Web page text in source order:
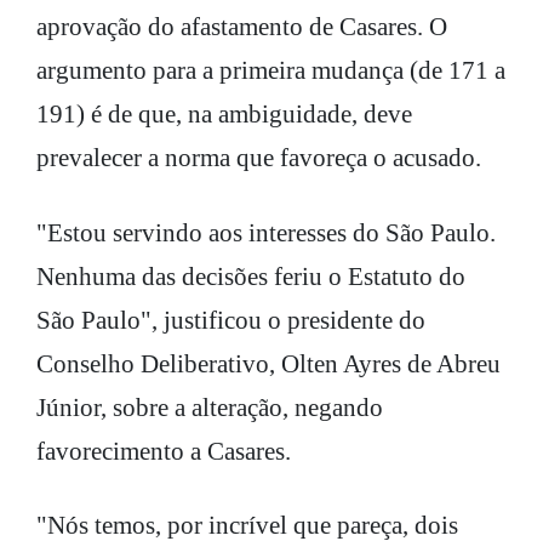
aprovação do afastamento de Casares. O
argumento para a primeira mudança (de 171 a
191) é de que, na ambiguidade, deve
prevalecer a norma que favoreça o acusado.
"Estou servindo aos interesses do São Paulo.
Nenhuma das decisões feriu o Estatuto do
São Paulo", justificou o presidente do
Conselho Deliberativo, Olten Ayres de Abreu
Júnior, sobre a alteração, negando
favorecimento a Casares.
"Nós temos, por incrível que pareça, dois